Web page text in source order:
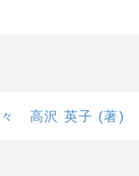
々 高沢 英子 (著)